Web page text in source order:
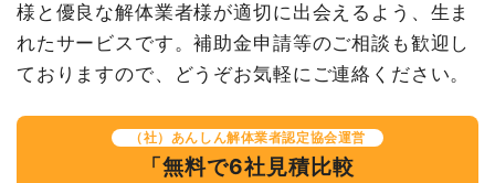
様と優良な解体業者様が適切に出会えるよう、生ま
れたサービスです。補助金申請等のご相談も歓迎し
ておりますので、どうぞお気軽にご連絡ください。
（社）あんしん解体業者認定協会運営
「無料で6社見積比較